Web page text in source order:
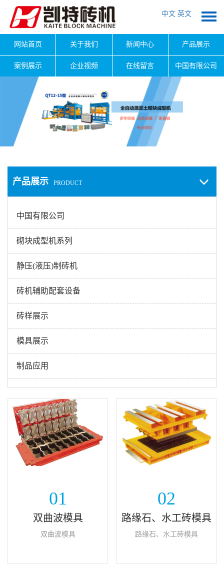
中文 英文
网站首页 关于我们 新闻中心 产品展示
案例展示 企业视频 在线留言 中国有限公司
产品展示 PRODUCT
中国有限公司
砌块成型机系列
静压(液压)制砖机
砖机辅助配套设备
砖样展示
模具展示
制品应用
01
双曲波模具
双曲波模具
02
路缘石、水工砖模具
路缘石、水工砖模具